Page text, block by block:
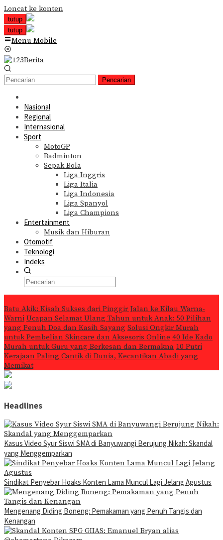
Loncat ke konten
tutup
tutup
Menu Mobile
Pencarian
Nasional
Regional
Internasional
Sport
MotoGP
Badminton
Sepak Bola
Liga Inggris
Liga Italia
Liga Indonesia
Liga Spanyol
Liga Champions
Entertainment
Musik dan Hiburan
Otomotif
Teknologi
Indeks
Batu Akik: Kisah Sukses dari Pinggir Jalan ke Kilau Warna-
Warni Ucapan Selamat Ulang Tahun untuk Anak: 50 Pilihan
yang Penuh Doa dan Kasih Sayang Solusi Ongkir Murah
untuk Pembelian Skincare dan Aksesoris Online 40 Ide Kado
Murah untuk Guru yang Berkesan dan Bermakna 10 Putri
Kerajaan Paling Cantik di Dunia, Kecantikan Abadi yang
Memikat
Headlines
Kasus Video Syur Siswi SMA di Banyuwangi Berujung Nikah: Skandal
yang Menggemparkan
Sindikat Penyebar Hoaks Konten Lama Muncul Lagi Jelang Agustus
Mengenang Diding Boneng: Pemakaman yang Penuh Tangis dan
Kenangan